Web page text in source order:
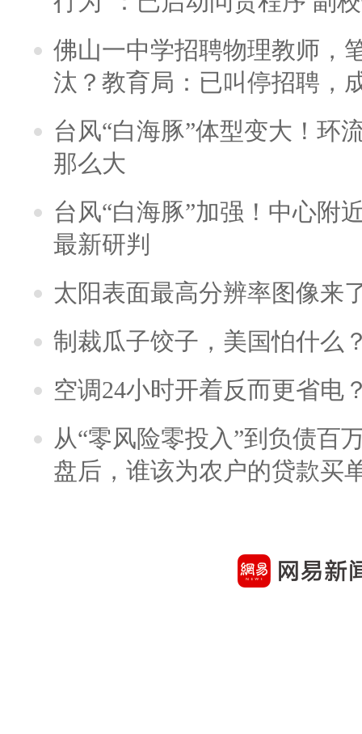
佛山一中学招聘物理教师，
汰？教育局：已叫停招聘，
台风“白海豚”体型变大！环
那么大
台风“白海豚”加强！中心附
最新研判
太阳表面最高分辨率图像来
制裁瓜子饺子，美国怕什么
空调24小时开着反而更省电
从“零风险零投入”到负债百
盘后，谁该为农户的贷款买